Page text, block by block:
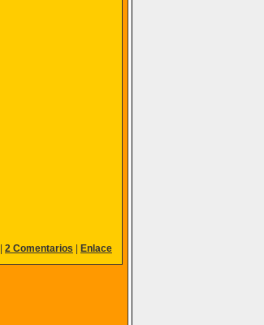
2 Comentarios Enlace